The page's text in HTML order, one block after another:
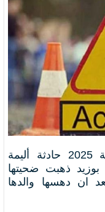
جدت صباح اليوم السبت 5 جويلية 2025 حادثة أليمة
ذهبت ضحيتها
4 سنوات بعد ان دهسها والدها